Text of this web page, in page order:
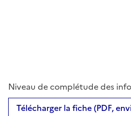
Niveau de complétude des
Télécharger la fiche (PDF,